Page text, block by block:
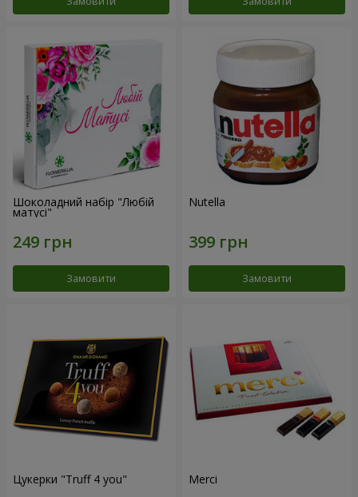
Шоколадний набір "Любій
матусі"
Замовити
Nutella
Замовити
Цукерки "Truff 4 you" Merci